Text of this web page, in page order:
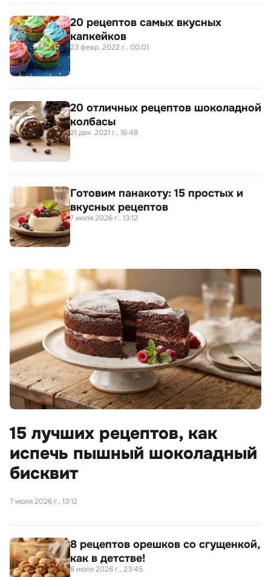
20 рецептов самых вкусных
капкейков
23 февр. 2022 г., 00:01
20 отличных рецептов шоколадной
колбасы
21 дек. 2021 г., 16:48
Готовим панакоту: 15 простых и
вкусных рецептов
7 июля 2026 г., 13:12
15 лучших рецептов, как
испечь пышный шоколадный
бисквит
7 июля 2026 г., 13:12
8 рецептов орешков со сгущенкой,
как в детстве!
6 июля 2026 г., 23:45